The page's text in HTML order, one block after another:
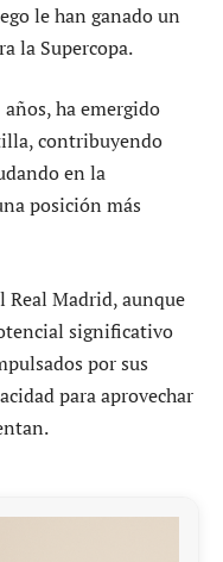
le han ganado un
la Supercopa.
años, ha emergido
contribuyendo
en la
posición más
Real Madrid, aunque
significativo
por sus
para aprovechar